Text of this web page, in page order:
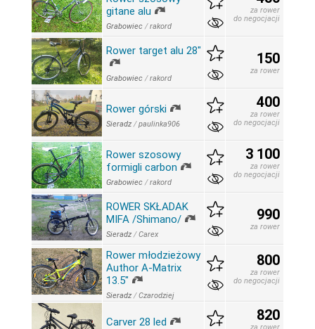
gitane alu
Grabowiec /rakord
za rower
do negocjacji
Rower target alu 28"
Grabowiec /rakord
150
za rower
Rower górski
Sieradz /paulinka906
400
za rower
do negocjacji
Rower szosowy
formigli carbon
Grabowiec /rakord
3 100
za rower
do negocjacji
ROWER SKŁADAK
MIFA /Shimano/
Sieradz /Carex
990
za rower
Rower młodzieżowy
Author A-Matrix
13.5"
Sieradz /Czarodziej
800
za rower
do negocjacji
Carver 28 led 820